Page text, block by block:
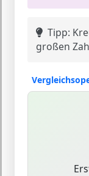
Tipp:
großen